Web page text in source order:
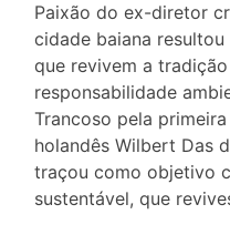
Paixão do ex-diretor
cidade baiana
que revivem a
responsabilidade
Trancoso pela
holandês Wilbert Das
traçou como objetivo
sustentável, que